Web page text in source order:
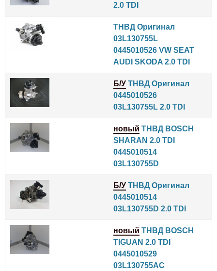
2.0 TDI
ТНВД Оригинал
03L130755L
0445010526 VW SEAT
AUDI SKODA 2.0 TDI
Б/У ТНВД Оригинал
0445010526
03L130755L 2.0 TDI
новый ТНВД BOSCH
SHARAN 2.0 TDI
0445010514
03L130755D
Б/У ТНВД Оригинал
0445010514
03L130755D 2.0 TDI
новый ТНВД BOSCH
TIGUAN 2.0 TDI
0445010529
03L130755AC